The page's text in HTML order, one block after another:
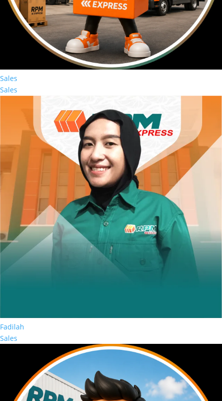
Sales
Sales
Fadilah
Sales